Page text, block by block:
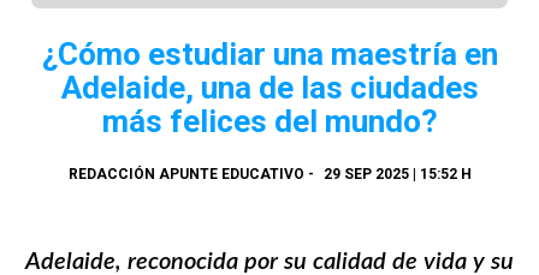
¿Cómo estudiar una maestría en
Adelaide, una de las ciudades
más felices del mundo?
REDACCIÓN APUNTE EDUCATIVO - 29 SEP 2025 | 15:52 H
Adelaide, reconocida por su calidad de vida y su